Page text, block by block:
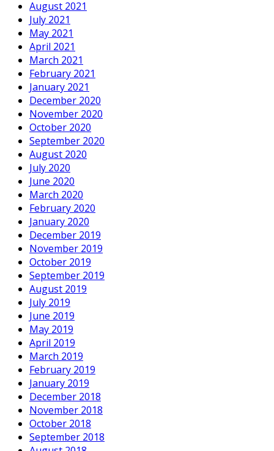
August 2021
July 2021
May 2021
April 2021
March 2021
February 2021
January 2021
December 2020
November 2020
October 2020
September 2020
August 2020
July 2020
June 2020
March 2020
February 2020
January 2020
December 2019
November 2019
October 2019
September 2019
August 2019
July 2019
June 2019
May 2019
April 2019
March 2019
February 2019
January 2019
December 2018
November 2018
October 2018
September 2018